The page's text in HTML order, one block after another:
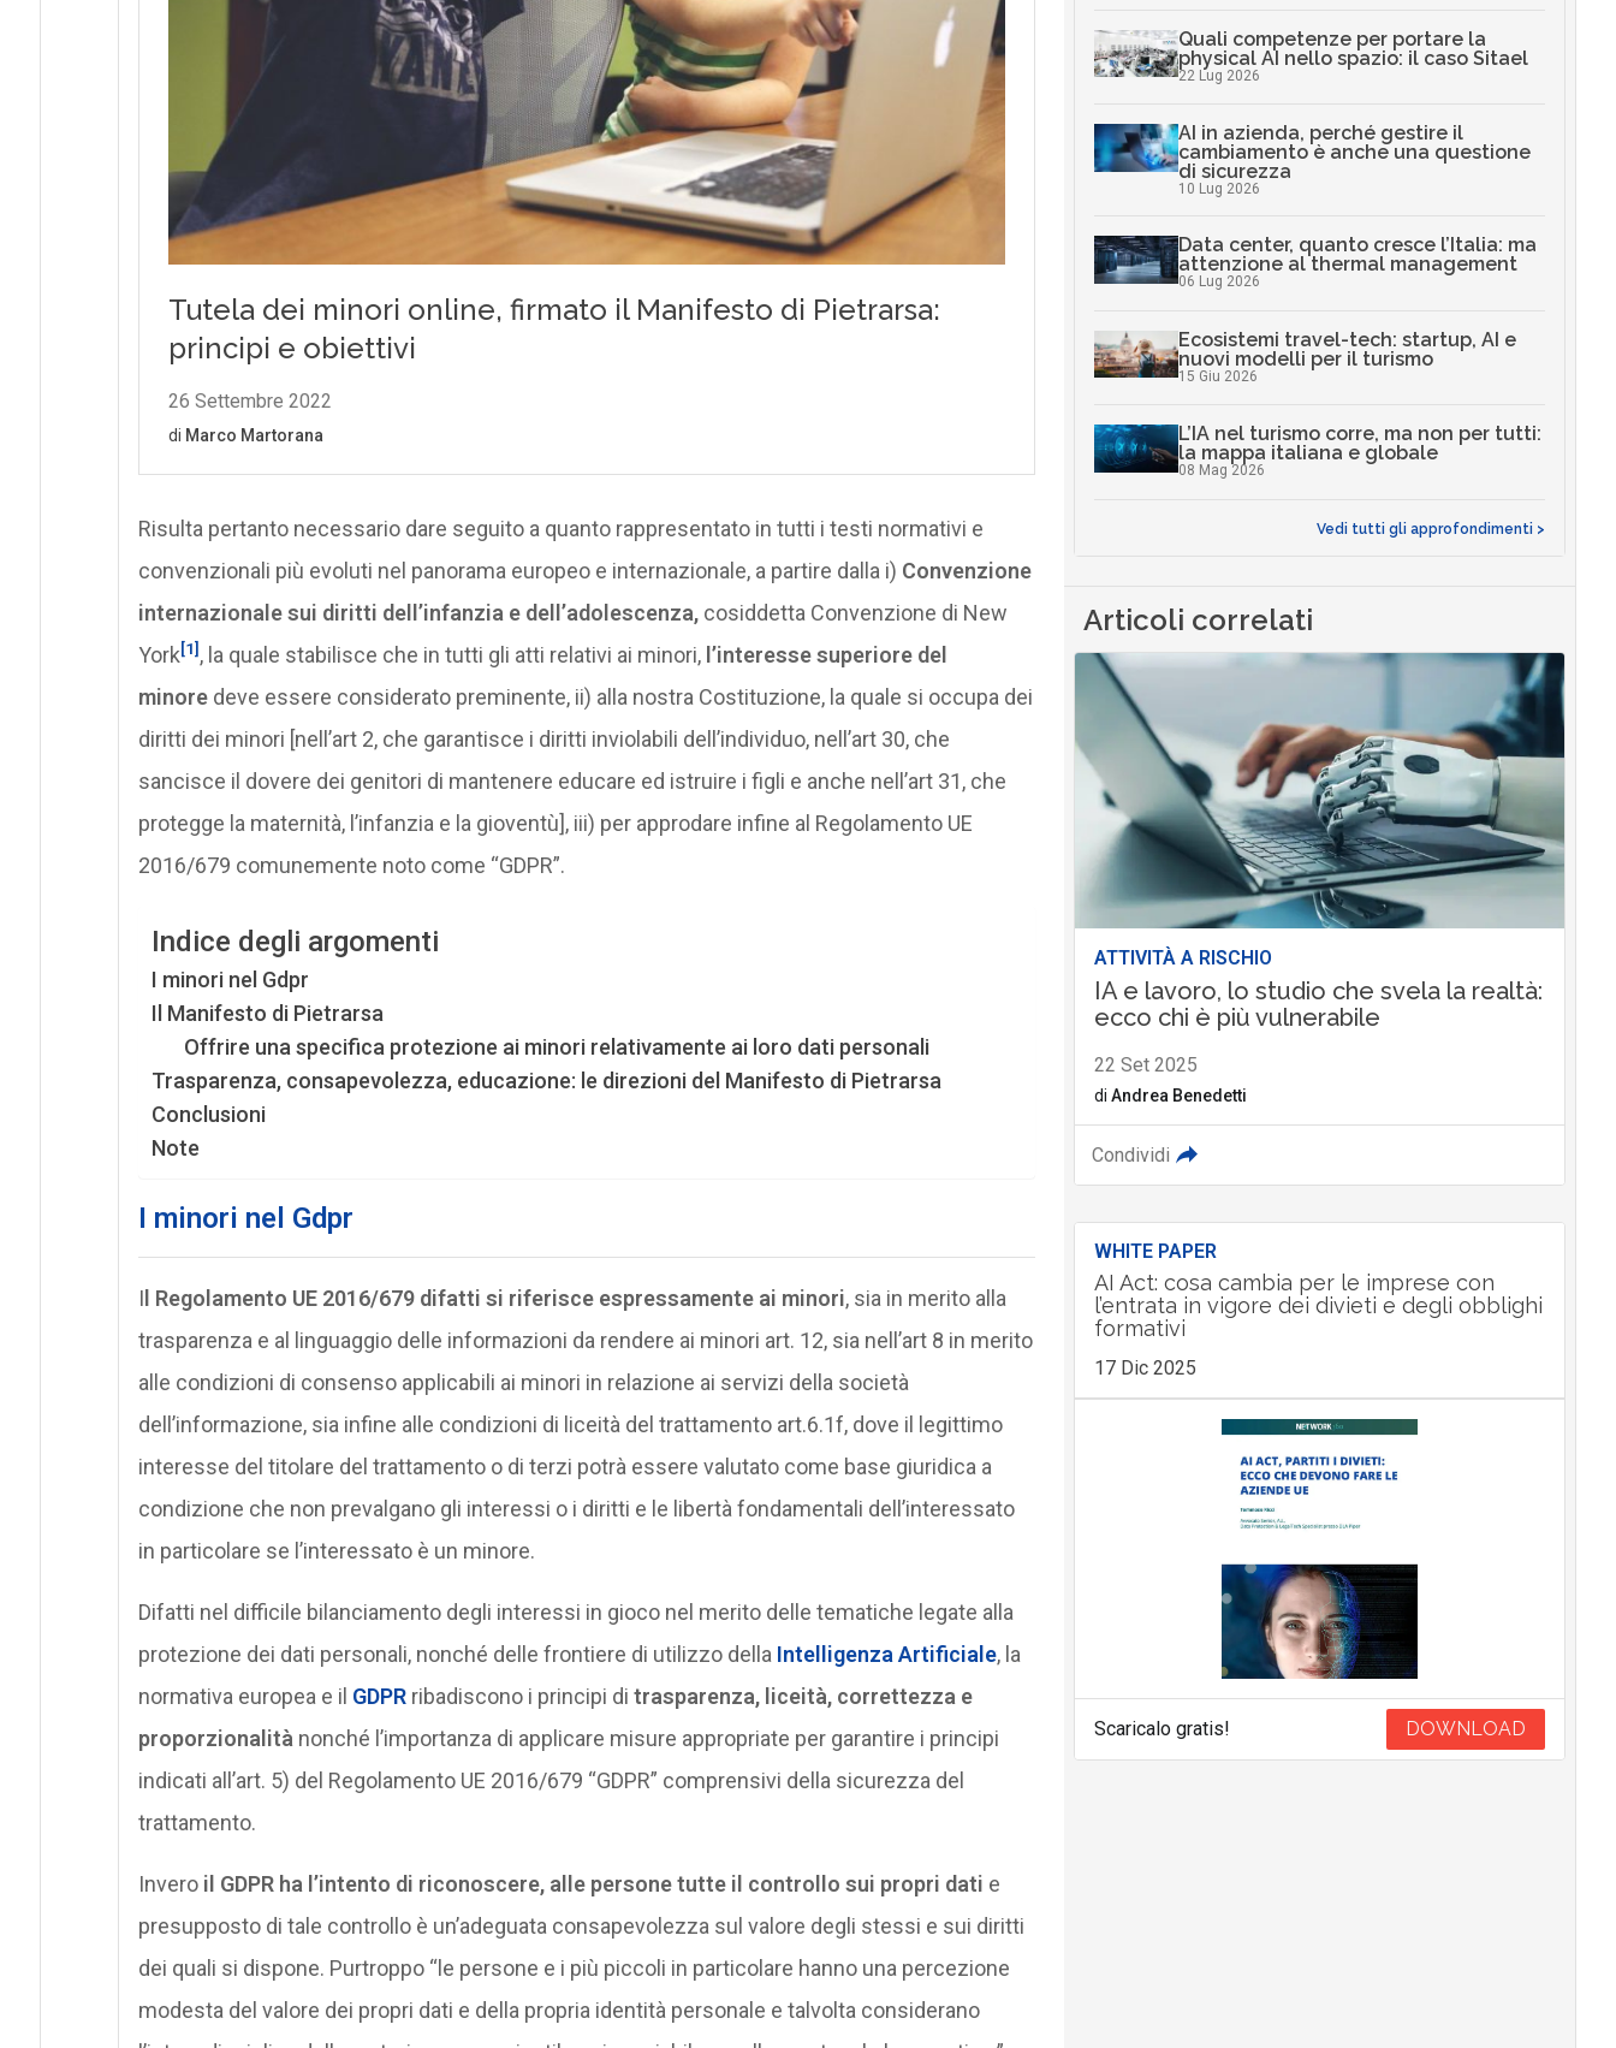
Risulta pertanto necessario dare seguito a quanto rappresentato in tutti i testi normativi e
convenzionali più evoluti nel panorama europeo e internazionale, a partire dalla i) Convenzione
internazionale sui diritti dell’infanzia e dell’adolescenza,cosiddetta Convenzione di New
York[1] , la quale stabilisce che in tutti gli atti relativi ai minori, l’interesse superiore del
minoredeve essere considerato preminente, ii) alla nostra Costituzione, la quale si occupa dei
diritti dei minori [nell’art 2, che garantisce i diritti inviolabili dell’individuo, nell’art 30, che
sancisce il dovere dei genitori di mantenere educare ed istruire i figli e anche nell’art 31, che
protegge la maternità, l’infanzia e la gioventù], iii) per approdare infine al Regolamento UE
2016/679 comunemente noto come “GDPR”.
Indice degli argomenti
I minori nel Gdpr
Il Manifesto di Pietrarsa
Offrire una specifica protezione ai minori relativamente ai loro dati personali
Trasparenza, consapevolezza, educazione: le direzioni del Manifesto di Pietrarsa
Conclusioni
Note
I minori nel Gdpr
Il Regolamento UE 2016/679 difatti si riferisce espressamente ai minori, sia in merito alla
trasparenza e al linguaggio delle informazioni da rendere ai minori art. 12, sia nell’art 8 in merito
alle condizioni di consenso applicabili ai minori in relazione ai servizi della società
dell’informazione, sia infine alle condizioni di liceità del trattamento art.6.1f, dove il legittimo
interesse del titolare del trattamento o di terzi potrà essere valutato come base giuridica a
condizione che non prevalgano gli interessi o i diritti e le libertà fondamentali dell’interessato
in particolare se l’interessato è un minore.
Difatti nel difficile bilanciamento degli interessi in gioco nel merito delle tematiche legate alla
protezione dei dati personali, nonché delle frontiere di utilizzo della Intelligenza Artificiale, la
normativa europea e il GDPRribadiscono i principi di trasparenza, liceità, correttezza e
proporzionalità nonché l’importanza di applicare misure appropriate per garantire i principi
indicati all’art. 5) del Regolamento UE 2016/679 “GDPR” comprensivi della sicurezza del
trattamento.
Invero il GDPR ha l’intento di riconoscere, alle persone tutte il controllo sui propri dati e
presupposto di tale controllo è un’adeguata consapevolezza sul valore degli stessi e sui diritti
dei quali si dispone. Purtroppo “le persone e i più piccoli in particolare hanno una percezione
modesta del valore dei propri dati e della propria identità personale e talvolta considerano
Quali competenze per portare la
physical AI nello spazio: il caso Sitael
22 Lug 2026
AI in azienda, perché gestire il
cambiamento è anche una questione
di sicurezza
10 Lug 2026
Data center, quanto cresce l’Italia: ma
attenzione al thermal management
06 Lug 2026
Ecosistemi travel-tech: startup, AI e
nuovi modelli per il turismo
15 Giu 2026
L’IA nel turismo corre, ma non per tutti:
la mappa italiana e globale
08 Mag 2026
Vedi tutti gli approfondimenti >
Articoli correlati
ATTIVITÀ A RISCHIO
IA e lavoro, lo studio che svela la realtà:
ecco chi è più vulnerabile
22 Set 2025
di Andrea Benedetti
Condividi
WHITE PAPER
AI Act: cosa cambia per le imprese con
l’entrata in vigore dei divieti e degli obblighi
formativi
17 Dic 2025
Scaricalo gratis! DOWNLOAD